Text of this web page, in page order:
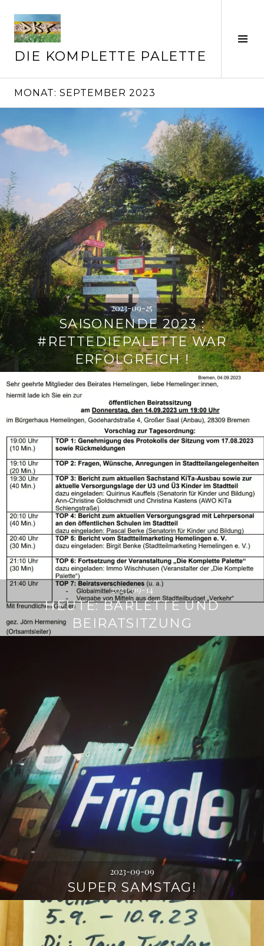
zum
Inhalt
DIE KOMPLETTE PALETTE
MONAT: SEPTEMBER 2023
2023-09-25
SAISONENDE 2023 :
#RETTEDIEPALETTE WAR
ERFOLGREICH !
2023-09-14
HEUTE: BARLETTE UND
BEIRATSITZUNG
2023-09-09
SUPER SAMSTAG!